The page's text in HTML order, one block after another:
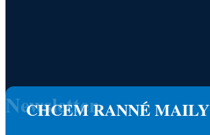
CHCEM RANNÉ MAILY
Newsletter